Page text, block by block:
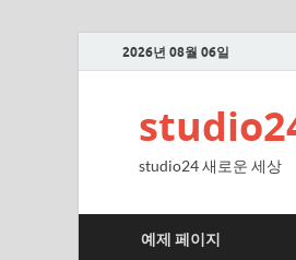
2026년 08월 06일
studio24 새로운 세상
예제 페이지